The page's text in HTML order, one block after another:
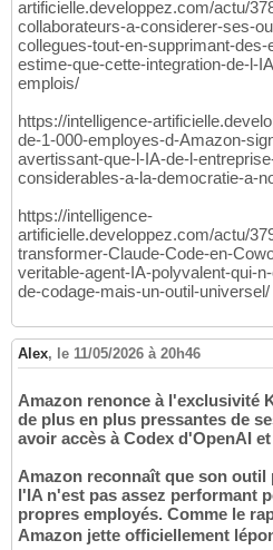
artificielle.developpez.com/actu/
collaborateurs-a-considerer-ses-
collegues-tout-en-supprimant-
estime-que-cette-integration-de-l-
emplois/
https://intelligence-
de-1-000-employes-d-Amazon-
avertissant-que-l-IA-de-l-
considerables-a-la-democratie-a-
https://intelligence-
artificielle.developpez.com/actu/
transformer-Claude-Code-en-
veritable-agent-IA-polyvalent-qui-
de-codage-mais-un-outil-universel/
Alex, le 11/05/2026 à 20h46
Amazon renonce à l'exclusivité
de plus en plus pressantes de
avoir accès à Codex d'OpenAI
Amazon reconnaît que son outil
l'IA n'est pas assez performant
propres employés. Comme le
Amazon jette officiellement